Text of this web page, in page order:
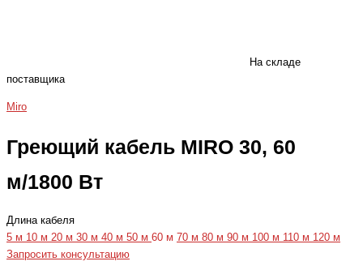
На складе
поставщика
Miro
Греющий кабель MIRO 30, 60
м/1800 Вт
Длина кабеля
5 м 10 м 20 м 30 м 40 м 50 м 60 м 70 м 80 м 90 м 100 м 110 м 120 м
Запросить консультацию